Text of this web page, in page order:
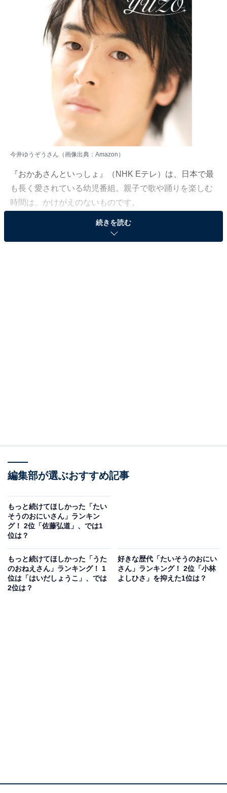
今井ゆうぞうさん（画像出典： Amazon ）
『おかあさんといっしょ』（NHK Eテレ）は、日本で最
も長く愛されている幼児番組。親子で歌や踊りを楽しむ
時間は、かけがえのないものです。
All About ニュース編集部は2024年1月30日～2月6日の期
マ『太陽と海の教室』（フジテレビ系）に出演して話題
を集めました。2020年に脳内出血のため、43歳の若さで
急逝されています。
回答者からは「甥っ子と一緒に見ていて好きだったか
ら」（40代女性／東京都）、「ずっと続けていて欲しか
ったので、亡くなったのが残念でなりません」（20代女
続きを読む
編集部が選ぶおすすめ記事
もっと続けてほしかった「たい
そうのおにいさん」ランキン
グ！ 2位「佐藤弘道」、では1
位は？
もっと続けてほしかった「うた
のおねえさん」ランキング！ 1
位は「はいだしょうこ」、では
2位は？
好きな歴代「たいそうのおにい
さん」ランキング！ 2位「小林
よしひさ」を抑えた1位は？